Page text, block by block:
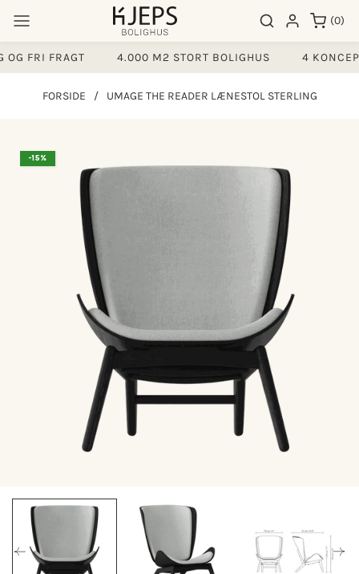
indhold
Søgeresultater
Log ind (0)
0
varer
FRI FRAGT 4.000 M2 STORT BOLIGHUS 4
FORSIDE / UMAGE THE READER LÆNESTOL STERLING
-15%
til
1
modus